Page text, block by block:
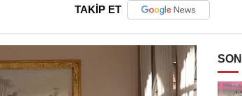
TAKİP ET